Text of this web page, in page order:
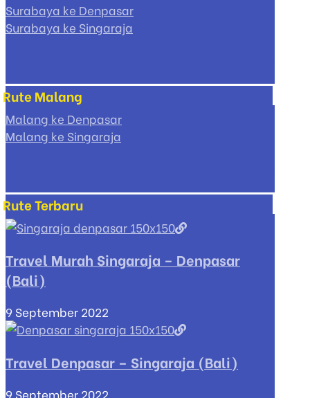
Surabaya ke Denpasar
Surabaya ke Singaraja
Rute Malang
Malang ke Denpasar
Malang ke Singaraja
Rute Terbaru
Travel Murah Singaraja – Denpasar
(Bali)
9 September 2022
Travel Denpasar – Singaraja (Bali)
9 September 2022